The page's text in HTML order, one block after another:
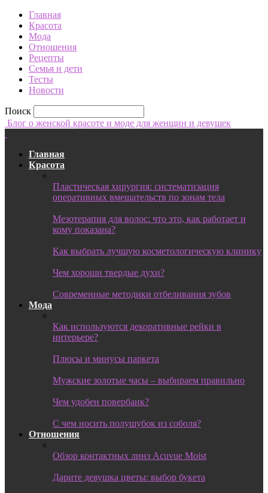
Главная
Красота
Мода
Отношения
Рецепты
Семья и дети
Тесты
Новости
Поиск
Блог о женской красоте и моде для женщин и девушек
Главная
Красота
Пластическая хирургия: систематизация
оперативных вмешательств по зонам тела
Мезотерапия для волос: что это, как работает и
кому показана?
Как выбрать лучшую косметологическую клинику
Чем хороши твердые духи?
Современные методики отбеливания зубов
Мода
Как используются декоративные рейки в
интерьере?
Плюсы и минусы паркета
Мужские золотые часы – выбираем правильно
Чем удобен повербанк?
С чем носить полушубок из соболя?
Отношения
Обзор контактных линз Acuvue Moist
Дарите девушка цветы: выбор букета